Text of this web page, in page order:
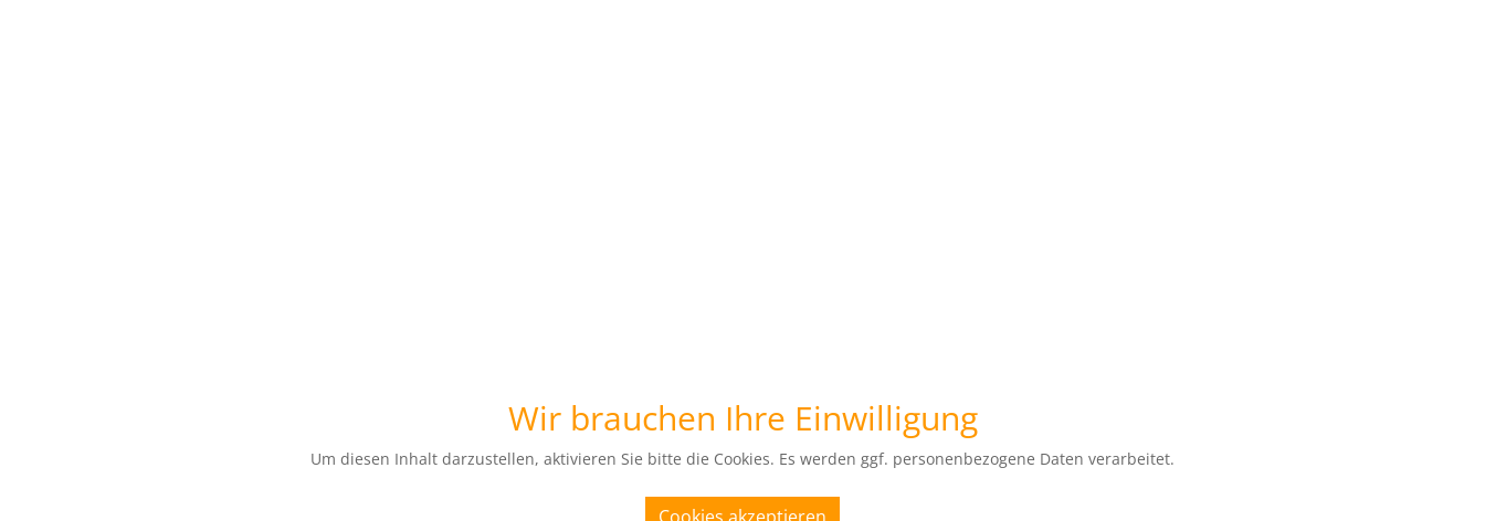
Wir brauchen Ihre Einwilligung
Um diesen Inhalt darzustellen, aktivieren Sie bitte die Cookies. Es werden ggf. personenbezogene Daten verarbeitet.